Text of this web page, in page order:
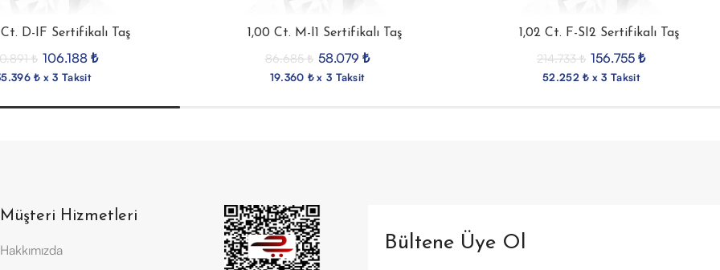
D-IF Sertifikalı Taş
₺ 106.188 ₺
₺ x 3 Taksit
1,00 Ct. M-I1 Sertifikalı Taş
86.685₺ 58.079 ₺
19.360 ₺ x 3 Taksit
1,02 Ct. F-SI2 Sertifikalı Taş
214.733₺ 156.755 ₺
52.252 ₺ x 3 Taksit
Müşteri Hizmetleri
Hakkımızda Bültene Üye Ol